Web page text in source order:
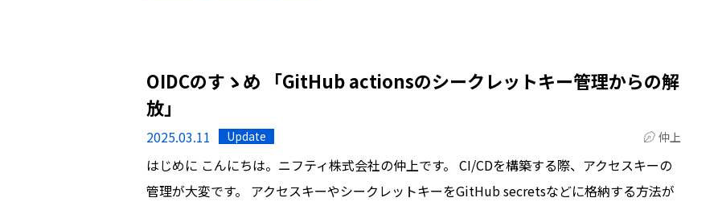
OIDCのすゝめ 「GitHub actionsのシークレットキー管理からの解
放」
2025.03.11 Update 仲上
はじめに こんにちは。ニフティ株式会社の仲上です。 CI/CDを構築する際、アクセスキーの
管理が大変です。 アクセスキーやシークレットキーをGitHub secretsなどに格納する方法が